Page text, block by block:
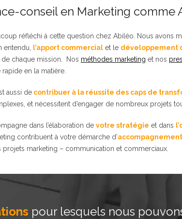
conseil en Marketing comme
réfléchi à cette question chez Abiléo. Nous avons
entendu,
l’apport commercial et le développement
chaque mission. Nos méthodes marketing et nos
en la matière.
aussi de contribuer à la réussite des caps de
et nécessitent d’engager de nombreux projets
dans l’élaboration de votre stratégie et dans
contribuent à votre démarche d’
projets marketing – communication et commerciaux.
pour lesquels nous